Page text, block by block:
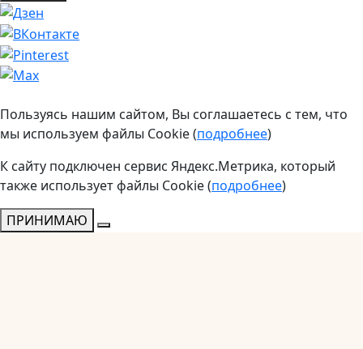
Пользуясь нашим сайтом, Вы соглашаетесь с тем, что
мы используем файлы Cookie (подробнее)
К сайту подключен сервис Яндекс.Метрика, который
также использует файлы Cookie (подробнее)
ПРИНИМАЮ